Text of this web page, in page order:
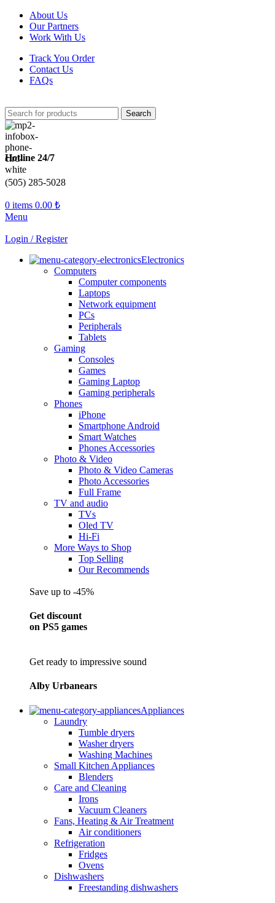
About Us
Our Partners
Work With Us
Track You Order
Contact Us
FAQs
Search
Hotline 24/7
(505) 285-5028
0 items 0.00 ₺
Menu
Login / Register
Electronics
Computers
Computer components
Laptops
Network equipment
PCs
Peripherals
Tablets
Gaming
Consoles
Games
Gaming Laptop
Gaming peripherals
Phones
iPhone
Smartphone Android
Smart Watches
Phones Accessories
Photo & Video
Photo & Video Cameras
Photo Accessories
Full Frame
TV and audio
TVs
Oled TV
Hi-Fi
More Ways to Shop
Top Selling
Our Recommends
Save up to -45%
Get discount
on PS5 games
Get ready to impressive sound
Alby Urbanears
Appliances
Laundry
Tumble dryers
Washer dryers
Washing Machines
Small Kitchen Appliances
Blenders
Care and Cleaning
Irons
Vacuum Cleaners
Fans, Heating & Air Treatment
Air conditioners
Refrigeration
Fridges
Ovens
Dishwashers
Freestanding dishwashers